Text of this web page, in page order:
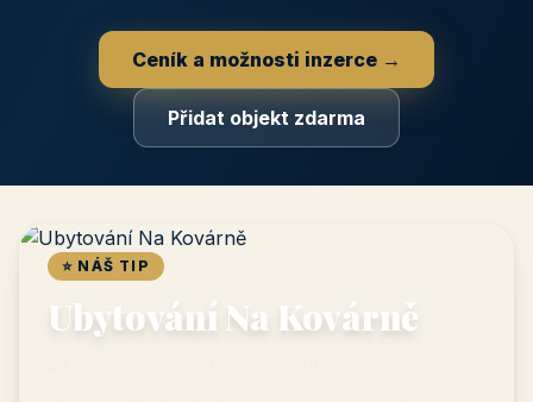
Ceník a možnosti inzerce →
Přidat objekt zdarma
⭐ NÁŠ TIP
Ubytování Na Kovárně